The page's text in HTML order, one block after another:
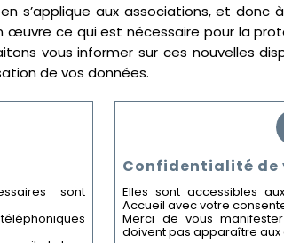
s’applique aux associations, et donc
œuvre ce qui est nécessaire pour la
vous informer sur ces nouvelles
de vos données.
sont
Confidentialité de
Elles sont accessibles
Accueil avec votre
Merci de vous
doivent pas apparaître